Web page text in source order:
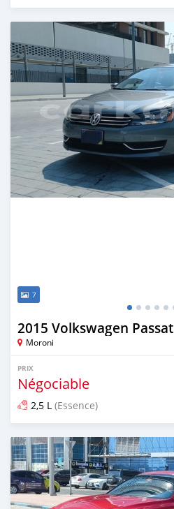
Publié il y a plus d'un an
7
2015 Volkswagen Passat
Moroni
PRIX
Négociable
2,5 L (Essence)
Publié il y a plus d'un an